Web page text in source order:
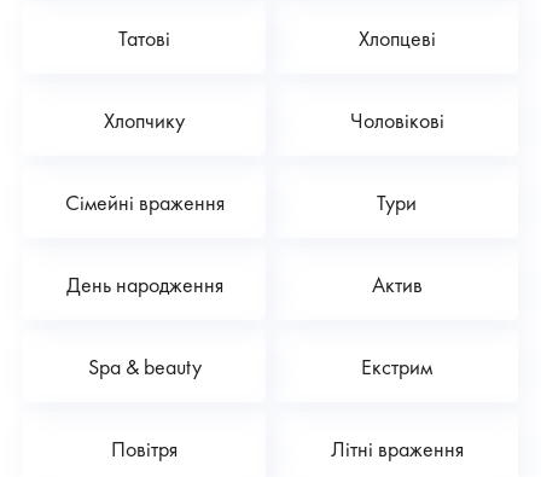
Татові Хлопцеві
Хлопчику Чоловікові
Сімейні враження Тури
День народження Актив
Spa & beauty Екстрим
Повітря Літні враження